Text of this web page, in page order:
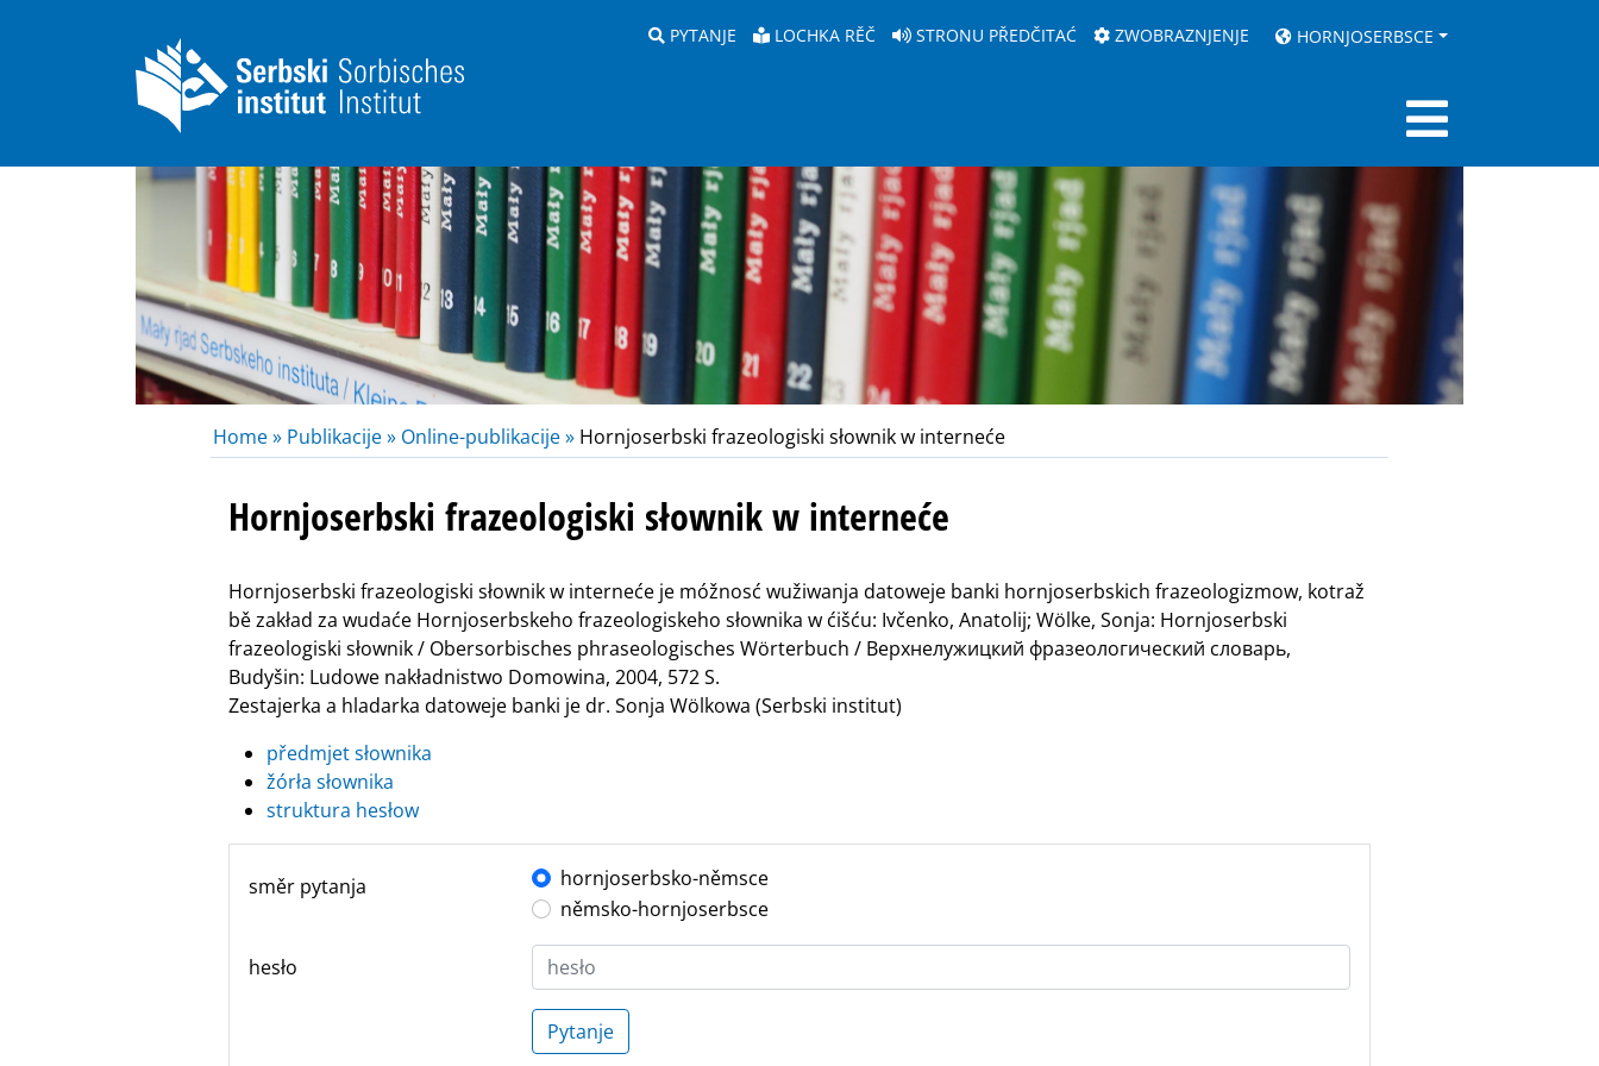
PYTANJE LOCHKA RĚČ STRONU PŘEDČITAĆ ZWOBRAZNJENJE HORNJOSERBSCE
Home » Publikacije » Online-publikacije » Hornjoserbski frazeologiski słownik w interneće
Hornjoserbski frazeologiski słownik w interneće
Hornjoserbski frazeologiski słownik w interneće je móžnosć wužiwanja datoweje banki hornjoserbskich frazeologizmow, kotraž
bě zakład za wudaće Hornjoserbskeho frazeologiskeho słownika w ćišću: Ivčenko, Anatolij; Wölke, Sonja: Hornjoserbski
frazeologiski słownik / Obersorbisches phraseologisches Wörterbuch / Верхнелужицкий фразеологический словарь,
Budyšin: Ludowe nakładnistwo Domowina, 2004, 572 S.
Zestajerka a hladarka datoweje banki je dr. Sonja Wölkowa (Serbski institut)
předmjet słownika
žórła słownika
struktura hesłow
směr pytanja
hornjoserbsko-němsce
němsko-hornjoserbsce
hesło
Pytanje